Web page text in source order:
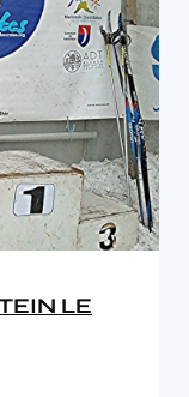
LE